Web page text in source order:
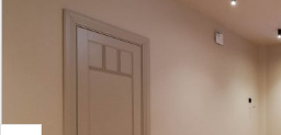
НЕДВИЖИМОСТЬ